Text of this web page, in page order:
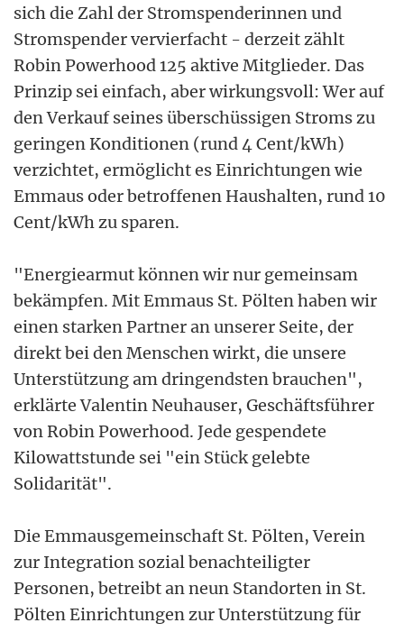
sich die Zahl der Stromspenderinnen und
Stromspender vervierfacht - derzeit zählt
Robin Powerhood 125 aktive Mitglieder. Das
Prinzip sei einfach, aber wirkungsvoll: Wer auf
den Verkauf seines überschüssigen Stroms zu
geringen Konditionen (rund 4 Cent/kWh)
verzichtet, ermöglicht es Einrichtungen wie
Emmaus oder betroffenen Haushalten, rund 10
Cent/kWh zu sparen.
"Energiearmut können wir nur gemeinsam
bekämpfen. Mit Emmaus St. Pölten haben wir
einen starken Partner an unserer Seite, der
direkt bei den Menschen wirkt, die unsere
Unterstützung am dringendsten brauchen",
erklärte Valentin Neuhauser, Geschäftsführer
von Robin Powerhood. Jede gespendete
Kilowattstunde sei "ein Stück gelebte
Solidarität".
Die Emmausgemeinschaft St. Pölten, Verein
zur Integration sozial benachteiligter
Personen, betreibt an neun Standorten in St.
Pölten Einrichtungen zur Unterstützung für